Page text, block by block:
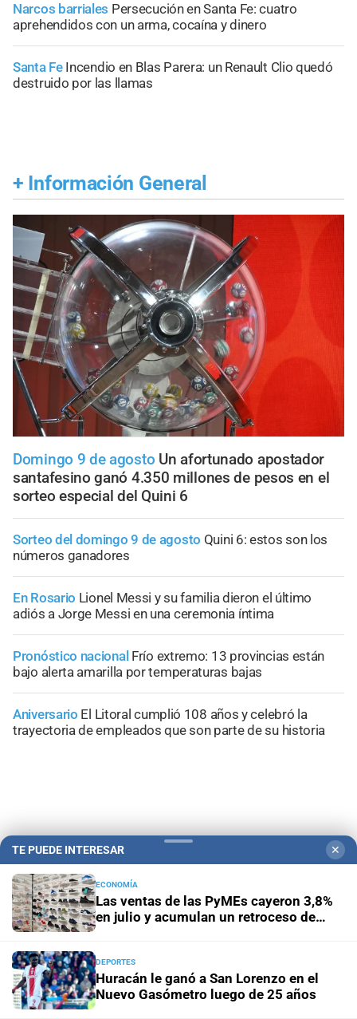
Narcos barriales Persecución en Santa Fe: cuatro
aprehendidos con un arma, cocaína y dinero
Santa Fe Incendio en Blas Parera: un Renault Clio quedó
destruido por las llamas
+ Información General
Domingo 9 de agosto Un afortunado apostador
santafesino ganó 4.350 millones de pesos en el
sorteo especial del Quini 6
Sorteo del domingo 9 de agosto Quini 6: estos son los
números ganadores
En Rosario Lionel Messi y su familia dieron el último
adiós a Jorge Messi en una ceremonia íntima
Pronóstico nacional Frío extremo: 13 provincias están
bajo alerta amarilla por temperaturas bajas
Aniversario El Litoral cumplió 108 años y celebró la
trayectoria de empleados que son parte de su historia
Campolitoral Revista Nosotros
Podcasts Mirador Provincial VivíMejor SF Puerto Negocios
TE PUEDE INTERESAR ✕
ECONOMÍA
Las ventas de las PyMEs cayeron 3,8%
en julio y acumulan un retroceso de
DEPORTES
Huracán le ganó a San Lorenzo en el
Nuevo Gasómetro luego de 25 años